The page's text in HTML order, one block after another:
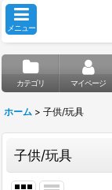
メニュー
カテゴリ マイページ
ホーム > 子供/玩具
子供/玩具